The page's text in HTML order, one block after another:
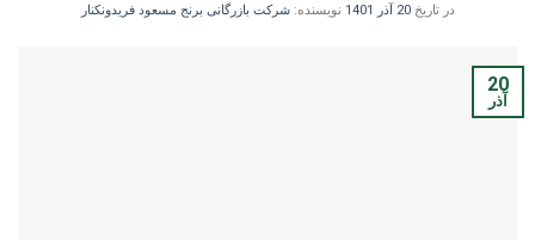
در تاریخ20 آذر 1401 نویسنده:شرکت بازرگانی برنج مسعود فریدونکنار
20
آذر